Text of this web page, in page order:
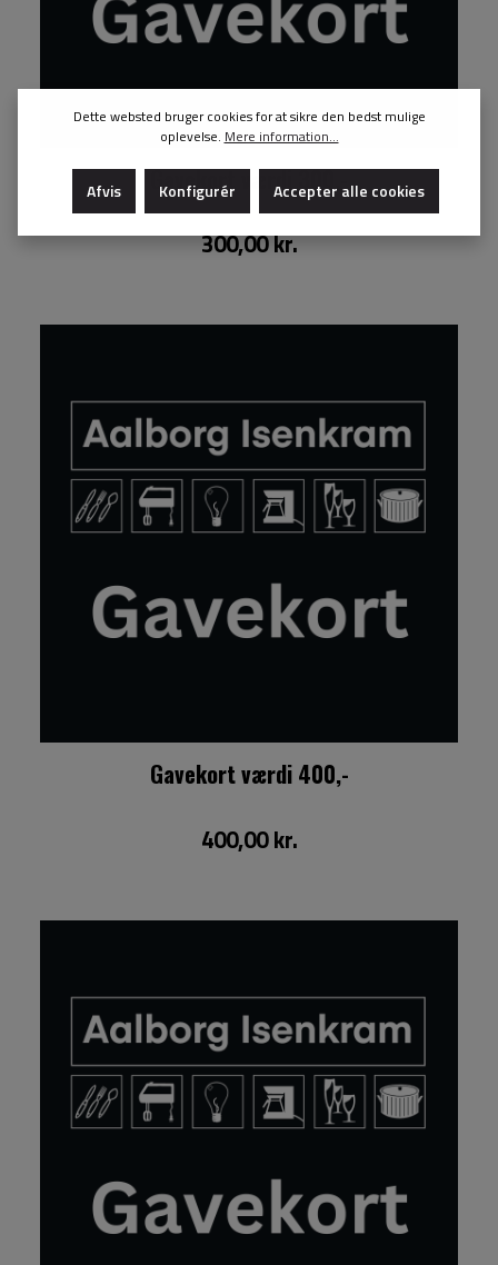
Gavekort værdi 300,-
300,00 kr.
Gavekort værdi 400,-
400,00 kr.
Dette websted bruger cookies for at sikre den bedst mulige
oplevelse. Mere information...
Afvis Konfigurér Accepter alle cookies